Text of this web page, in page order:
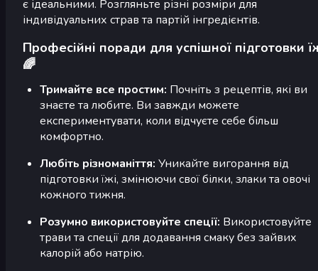
є ідеальними. Розгляньте різні розміри для
індивідуальних страв та партій інгредієнтів.
Професійні поради для успішної підготовки
🌈
Тримайте все простим: Почніть з рецептів, які ви
знаєте та любите. Ви завжди можете
експериментувати, коли відчуєте себе більш
комфортно.
Любіть різноманіття: Уникайте вигорання від
підготовки їжі, змінюючи свої білки, злаки та овочі
кожного тижня.
Розумно використовуйте спеції: Використовуйте
трави та спеції для додавання смаку без зайвих
калорій або натрію.